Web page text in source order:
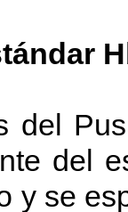
del
del
y se